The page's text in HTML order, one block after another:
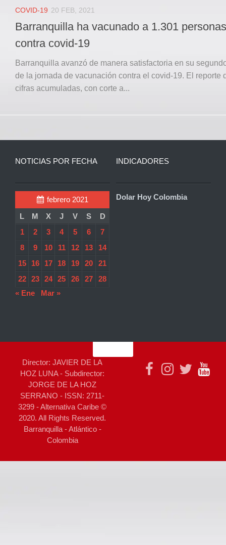
COVID-19 20 FEB, 2021
Barranquilla ha vacunado a 1.301 personas
contra covid-19
Barranquilla avanzó de manera satisfactoria en su
de la jornada de vacunación contra el covid-19. El reporte
cifras acumuladas, con corte a...
NOTICIAS POR FECHA
febrero 2021
L
M X J V S
D
1
2 3 4 5 6
7
8
9 10 11 12 13
14
15
16 17 18 19 20
21
22
23 24 25 26 27
28
« Ene
Mar »
INDICADORES
Dolar Hoy Colombia
Director: JAVIER DE LA
HOZ LUNA - Subdirector:
JORGE DE LA HOZ
SERRANO - ISSN: 2711-
3299 - Alternativa Caribe ©
2020. All Rights Reserved.
Barranquilla - Atlántico -
Colombia